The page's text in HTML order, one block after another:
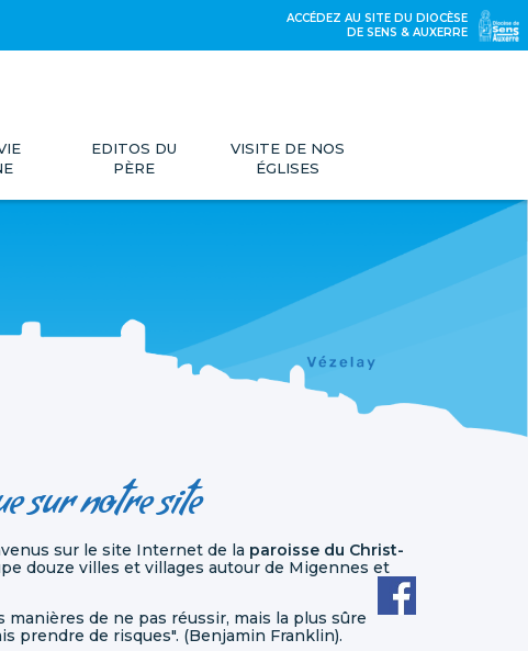
ACCÉDEZ AU SITE DU DIOCÈSE
DE SENS & AUXERRE
EDITOS DU
PÈRE
VISITE DE NOS
ÉGLISES
sur notre site
sur le site Internet de la paroisse du Christ-
douze villes et villages autour de Migennes et
manières de ne pas réussir, mais la plus sûre
prendre de risques". (Benjamin Franklin).